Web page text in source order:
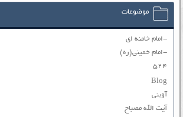
موضوعات
-امام خامنه ای
-امام خمینی(ره)
۵۲۴
Blog
آوینی
آیت الله مصباح